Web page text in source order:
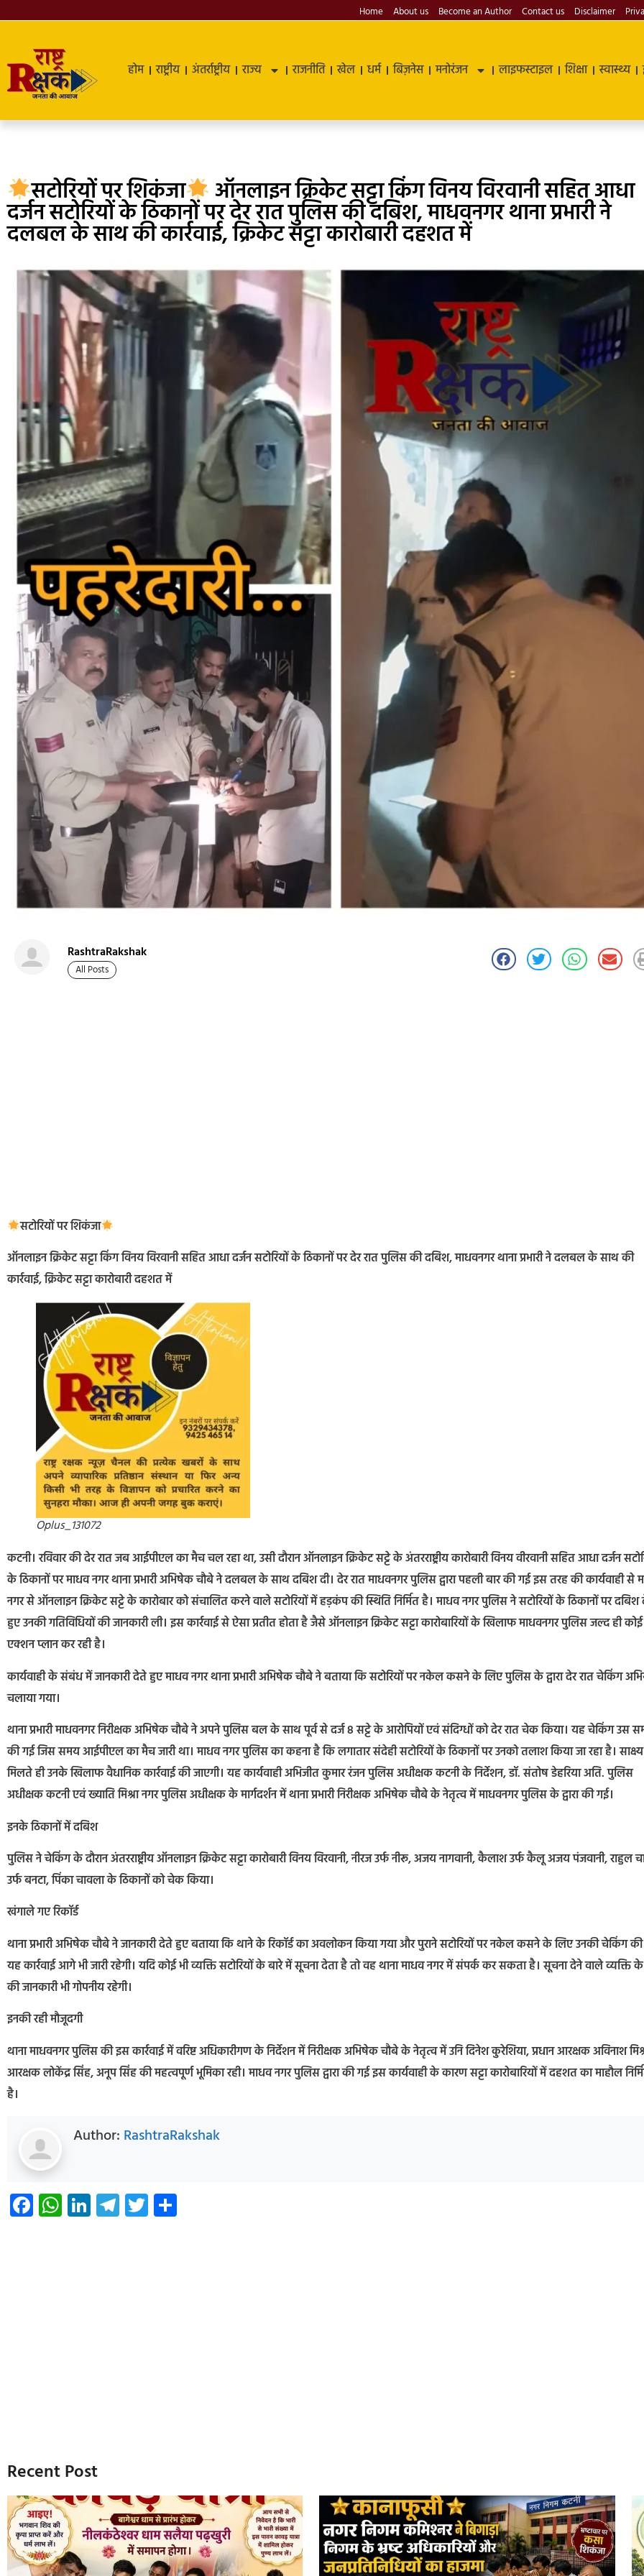
Home About us Become an Author Contact us Disclaimer
होम राष्ट्रीय अंतर्राष्ट्रीय राज्य राजनीति खेल धर्म बिज़नेस मनोरंजन लाइफस्टाइल शिक्षा स्वास्थ्य
सटोरियों पर शिकंजा ऑनलाइन क्रिकेट सट्टा किंग विनय विरवानी सहित आधा
दर्जन सटोरियों के ठिकानों पर देर रात पुलिस की दबिश, माधवनगर थाना प्रभारी ने
दलबल के साथ की कार्रवाई, क्रिकेट सट्टा कारोबारी दहशत में
RashtraRakshak
All Posts
सटोरियों पर शिकंजा
ऑनलाइन क्रिकेट सट्टा किंग विनय विरवानी सहित आधा दर्जन सटोरियों के ठिकानों पर देर रात पुलिस की दबिश, माधवनगर थाना प्रभारी ने दलबल के साथ की
कार्रवाई, क्रिकेट सट्टा कारोबारी दहशत में
Oplus_131072
कटनी। रविवार की देर रात जब आईपीएल का मैच चल रहा था, उसी दौरान ऑनलाइन क्रिकेट सट्टे के अंतरराष्ट्रीय कारोबारी विनय वीरवानी सहित आधा दर्जन
के ठिकानों पर माधव नगर थाना प्रभारी अभिषेक चौबे ने दलबल के साथ दबिश दी। देर रात माधवनगर पुलिस द्वारा पहली बार की गई इस तरह की कार्यवाही से
नगर से ऑनलाइन क्रिकेट सट्टे के कारोबार को संचालित करने वाले सटोरियों में हड़कंप की स्थिति निर्मित है। माधव नगर पुलिस ने सटोरियों के ठिकानों पर
हुए उनकी गतिविधियों की जानकारी ली। इस कार्रवाई से ऐसा प्रतीत होता है जैसे ऑनलाइन क्रिकेट सट्टा कारोबारियों के खिलाफ माधवनगर पुलिस जल्द ही
एक्शन प्लान कर रही है।
कार्यवाही के संबंध में जानकारी देते हुए माधव नगर थाना प्रभारी अभिषेक चौबे ने बताया कि सटोरियों पर नकेल कसने के लिए पुलिस के द्वारा देर रात चेकिंग
चलाया गया।
थाना प्रभारी माधवनगर निरीक्षक अभिषेक चौबे ने अपने पुलिस बल के साथ पूर्व से दर्ज 8 सट्टे के आरोपियों एवं संदिग्धों को देर रात चेक किया। यह चेकिंग उस
की गई जिस समय आईपीएल का मैच जारी था। माधव नगर पुलिस का कहना है कि लगातार संदेही सटोरियों के ठिकानों पर उनको तलाश किया जा रहा है। साक्ष्य
मिलते ही उनके खिलाफ वैधानिक कार्रवाई की जाएगी। यह कार्यवाही अभिजीत कुमार रंजन पुलिस अधीक्षक कटनी के निर्देशन, डॉ. संतोष डेहरिया अति. पुलिस
अधीक्षक कटनी एवं ख्याति मिश्रा नगर पुलिस अधीक्षक के मार्गदर्शन में थाना प्रभारी निरीक्षक अभिषेक चौबे के नेतृत्व में माधवनगर पुलिस के द्वारा की गई।
इनके ठिकानों में दबिश
पुलिस ने चेकिंग के दौरान अंतरराष्ट्रीय ऑनलाइन क्रिकेट सट्टा कारोबारी विनय विरवानी, नीरज उर्फ नीरू, अजय नागवानी, कैलाश उर्फ कैलू अजय पंजवानी, राहुल
उर्फ बनटा, पिंका चावला के ठिकानों को चेक किया।
खंगाले गए रिकॉर्ड
थाना प्रभारी अभिषेक चौबे ने जानकारी देते हुए बताया कि थाने के रिकॉर्ड का अवलोकन किया गया और पुराने सटोरियों पर नकेल कसने के लिए उनकी चेकिंग
यह कार्रवाई आगे भी जारी रहेगी। यदि कोई भी व्यक्ति सटोरियों के बारे में सूचना देता है तो वह थाना माधव नगर में संपर्क कर सकता है। सूचना देने वाले व्यक्ति
की जानकारी भी गोपनीय रहेगी।
इनकी रही मौजूदगी
थाना माधवनगर पुलिस की इस कार्रवाई में वरिष्ट अधिकारीगण के निर्देशन में निरीक्षक अभिषेक चौबे के नेतृत्व में उनि दिनेश कुरेशिया, प्रधान आरक्षक अविनाश
आरक्षक लोकेंद्र सिंह, अनूप सिंह की महत्वपूर्ण भूमिका रही। माधव नगर पुलिस द्वारा की गई इस कार्यवाही के कारण सट्टा कारोबारियों में दहशत का माहौल
है।
Author: RashtraRakshak
Facebook
WhatsApp
LinkedIn
Telegram
Twitter
Recent Post